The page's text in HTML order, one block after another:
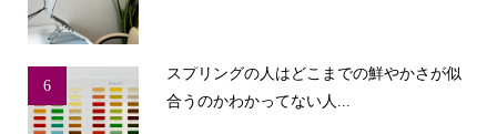
6
スプリングの人はどこまでの鮮やかさが似
合うのかわかってない人...